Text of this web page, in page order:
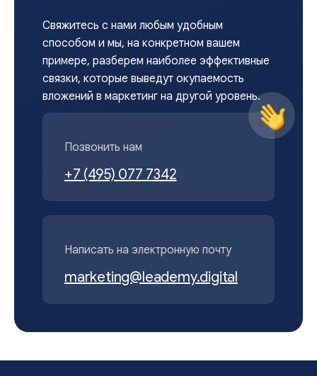
Свяжитесь с нами любым удобным
способом и мы, на конкретном вашем
примере, разберем наиболее эффективные
связки, которые выведут окупаемость
вложений в маркетинг на другой уровень.
Позвонить нам
+7 (495) 077 7342
Написать на электронную почту
marketing@leademy.digital